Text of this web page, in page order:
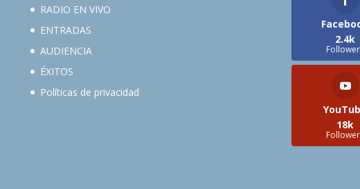
RADIO EN VIVO
ENTRADAS
AUDIENCIA
ÉXITOS
Políticas de privacidad
2.4k
18k